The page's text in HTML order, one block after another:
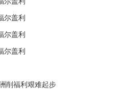
尔盖利
尔盖利
尔盖利
削福利艰难起步